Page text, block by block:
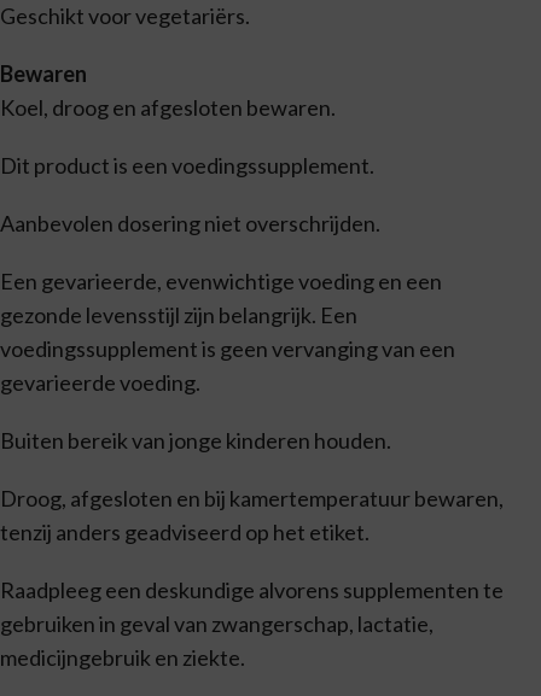
Geschikt voor vegetariërs.
Bewaren
Koel, droog en afgesloten bewaren.
Dit product is een voedingssupplement.
Aanbevolen dosering niet overschrijden.
Een gevarieerde, evenwichtige voeding en een
gezonde levensstijl zijn belangrijk. Een
voedingssupplement is geen vervanging van een
gevarieerde voeding.
Buiten bereik van jonge kinderen houden.
Droog, afgesloten en bij kamertemperatuur bewaren,
tenzij anders geadviseerd op het etiket.
Raadpleeg een deskundige alvorens supplementen te
gebruiken in geval van zwangerschap, lactatie,
medicijngebruik en ziekte.